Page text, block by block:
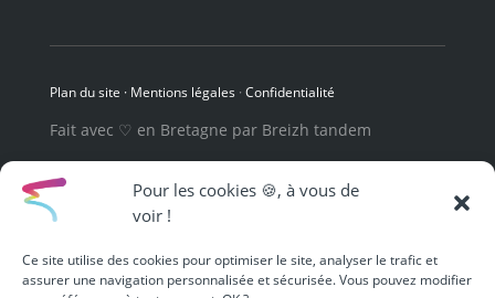
Pour les cookies 🍪, à vous de
voir !
Ce site utilise des cookies pour optimiser le site, analyser le trafic et
assurer une navigation personnalisée et sécurisée. Vous pouvez modifier
Plan du site · Mentions légales · Confidentialité
Fait avec ♡ en Bretagne par Breizh tandem